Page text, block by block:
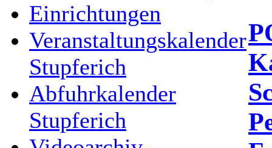
Einrichtungen
Veranstaltungskalender
Stupferich
Abfuhrkalender
Stupferich